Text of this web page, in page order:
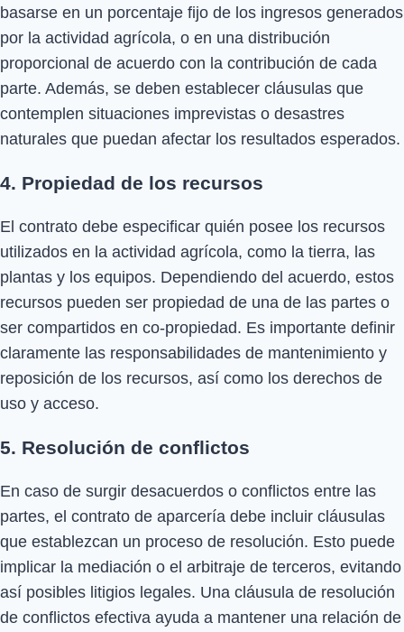
basarse en un porcentaje fijo de los ingresos generados
por la actividad agrícola, o en una distribución
proporcional de acuerdo con la contribución de cada
parte. Además, se deben establecer cláusulas que
contemplen situaciones imprevistas o desastres
naturales que puedan afectar los resultados esperados.
4. Propiedad de los recursos
El contrato debe especificar quién posee los recursos
utilizados en la actividad agrícola, como la tierra, las
plantas y los equipos. Dependiendo del acuerdo, estos
recursos pueden ser propiedad de una de las partes o
ser compartidos en co-propiedad. Es importante definir
claramente las responsabilidades de mantenimiento y
reposición de los recursos, así como los derechos de
uso y acceso.
5. Resolución de conflictos
En caso de surgir desacuerdos o conflictos entre las
partes, el contrato de aparcería debe incluir cláusulas
que establezcan un proceso de resolución. Esto puede
implicar la mediación o el arbitraje de terceros, evitando
así posibles litigios legales. Una cláusula de resolución
de conflictos efectiva ayuda a mantener una relación de